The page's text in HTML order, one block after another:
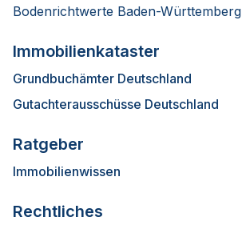
Bodenrichtwerte Baden-Württemberg
Immobilienkataster
Grundbuchämter Deutschland
Gutachterausschüsse Deutschland
Ratgeber
Immobilienwissen
Rechtliches